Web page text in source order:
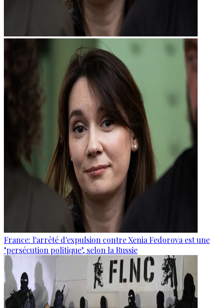
France: l'arrêté d'expulsion contre Xenia Fedorova est une
"persécution politique", selon la Russie